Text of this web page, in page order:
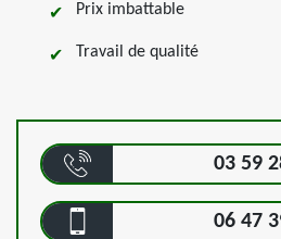
Prix imbattable
Travail de qualité
03 59
06 47